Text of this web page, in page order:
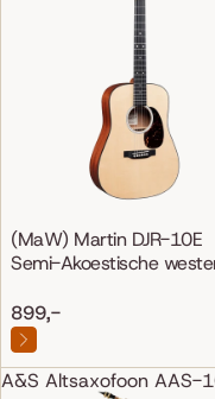
(MaW) Martin DJR-10E
Semi-Akoestische
899,-
A&S Altsaxofoon AAS-